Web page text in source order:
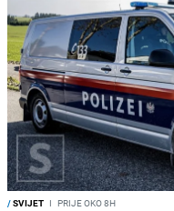
/SVIJET I PRIJE OKO 8H